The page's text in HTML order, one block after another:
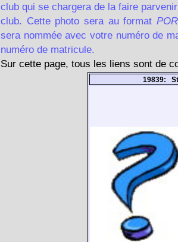
club qui se chargera de la faire
club. Cette photo sera au format
sera nommée avec votre numéro de
numéro de matricule.
Sur cette page, tous les liens sont de
19839: